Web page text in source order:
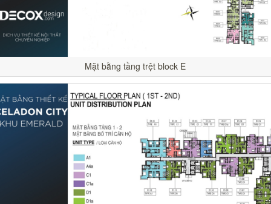
Mặt bằng tầng trệt block E